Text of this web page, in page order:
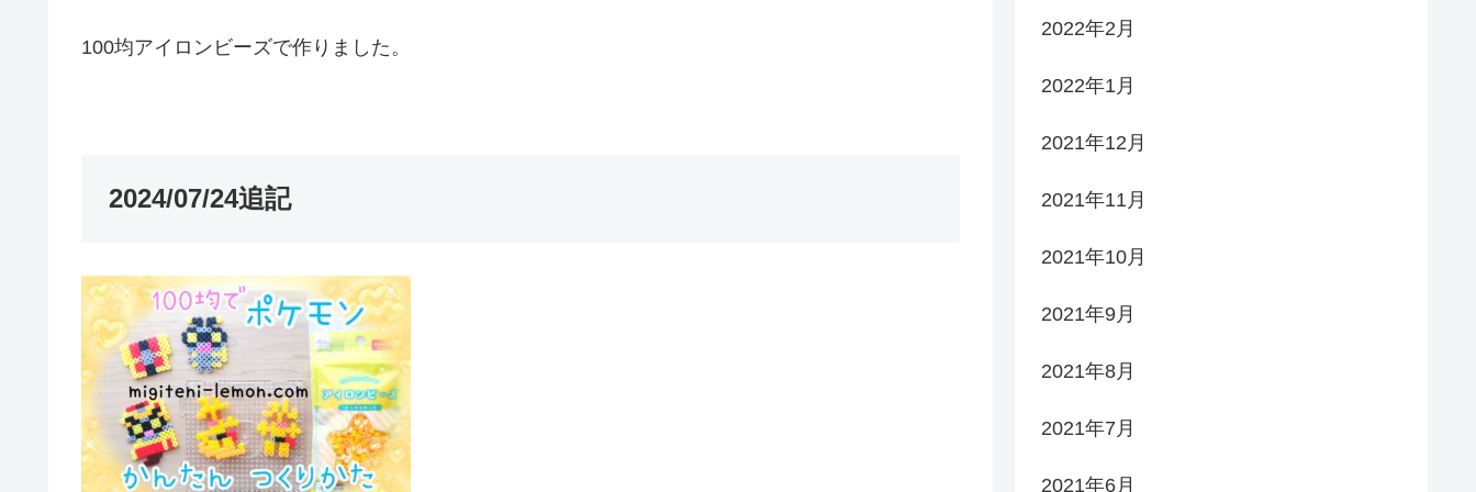
100均アイロンビーズで作りました。
2024/07/24追記
2022年2月
2022年1月
2021年12月
2021年11月
2021年10月
2021年9月
2021年8月
2021年7月
2021年6月